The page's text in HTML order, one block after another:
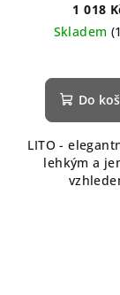
1 018
Skladem
Do
LITO -
lehkým a